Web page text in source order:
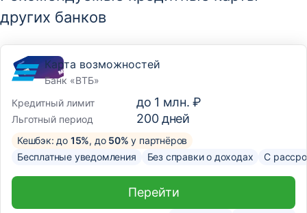
других банков
Карта возможностей
Банк «ВТБ»
Кредитный лимит
до 1 млн. ₽
Льготный период 200дней
Кешбэк: до 15%, до 50% у партнёров
Бесплатные уведомления
Без справки о доходах С
Перейти